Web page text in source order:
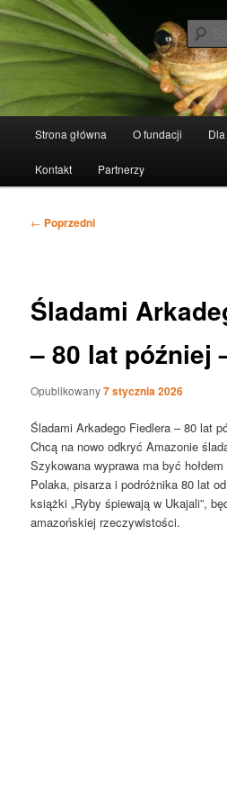
Przeskocz
do
tekstu
Mundo Humano
Fundacja Ludzki Świat
Strona główna O fundacji
Kontakt Partnerzy
Nawigacja
← Poprzedni
Śladami
– 80 lat później
Opublikowany7 stycznia 2026
Śladami Arkadego Fiedlera – 80 lat
Chcą na nowo odkryć Amazonie
Szykowana wyprawa ma być
Polaka, pisarza i podróżnika 80 lat
książki „Ryby śpiewają w Ukajali”,
amazońskiej rzeczywistości.